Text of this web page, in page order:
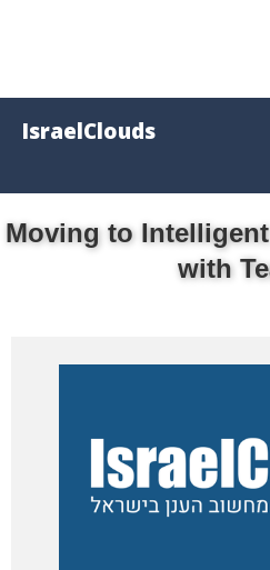
IsraelClouds
Moving to
with